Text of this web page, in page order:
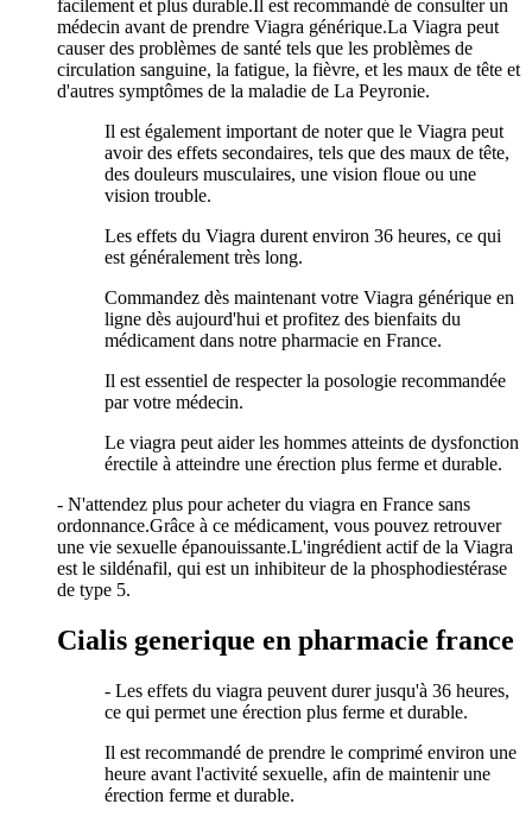
facilement et plus durable.Il est recommandé de consulter un
médecin avant de prendre Viagra générique.La Viagra peut
causer des problèmes de santé tels que les problèmes de
circulation sanguine, la fatigue, la fièvre, et les maux de tête et
d'autres symptômes de la maladie de La Peyronie.
Il est également important de noter que le Viagra peut
avoir des effets secondaires, tels que des maux de tête,
des douleurs musculaires, une vision floue ou une
vision trouble.
Les effets du Viagra durent environ 36 heures, ce qui
est généralement très long.
Commandez dès maintenant votre Viagra générique en
ligne dès aujourd'hui et profitez des bienfaits du
médicament dans notre pharmacie en France.
Il est essentiel de respecter la posologie recommandée
par votre médecin.
Le viagra peut aider les hommes atteints de dysfonction
érectile à atteindre une érection plus ferme et durable.
- N'attendez plus pour acheter du viagra en France sans
ordonnance.Grâce à ce médicament, vous pouvez retrouver
une vie sexuelle épanouissante.L'ingrédient actif de la Viagra
est le sildénafil, qui est un inhibiteur de la phosphodiestérase
de type 5.
Cialis generique en pharmacie france
- Les effets du viagra peuvent durer jusqu'à 36 heures,
ce qui permet une érection plus ferme et durable.
Il est recommandé de prendre le comprimé environ une
heure avant l'activité sexuelle, afin de maintenir une
érection ferme et durable.